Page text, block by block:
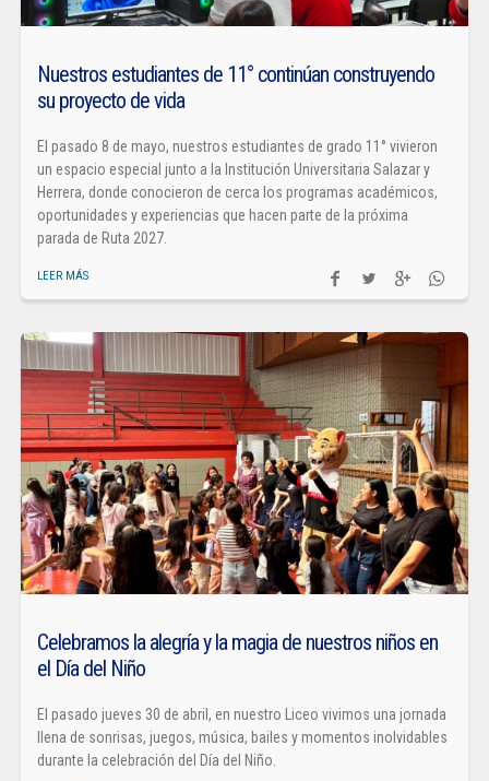
Nuestros estudiantes de 11° continúan construyendo
su proyecto de vida
El pasado 8 de mayo, nuestros estudiantes de grado 11° vivieron
un espacio especial junto a la Institución Universitaria Salazar y
Herrera, donde conocieron de cerca los programas académicos,
oportunidades y experiencias que hacen parte de la próxima
parada de Ruta 2027.
LEER MÁS
Celebramos la alegría y la magia de nuestros niños en
el Día del Niño
El pasado jueves 30 de abril, en nuestro Liceo vivimos una jornada
llena de sonrisas, juegos, música, bailes y momentos inolvidables
durante la celebración del Día del Niño.